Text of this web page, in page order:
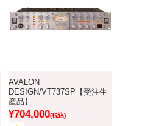
AVALON
DESIGN/VT737SP【受注生
産品】
¥704,000(税込)